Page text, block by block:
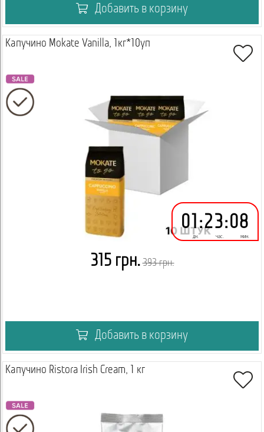
Добавить в корзину
Капучино Mokate Vanilla, 1кг*10уп
01
дн.
:23
час.
:08
мин.
315 грн. 393 грн.
Добавить в корзину
Капучино Ristora Irish Cream, 1 кг